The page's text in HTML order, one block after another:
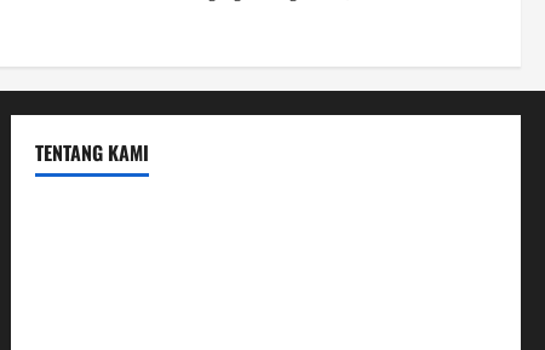
TENTANG KAMI